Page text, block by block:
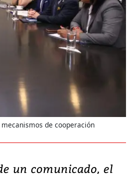
de cooperación
un comunicado, el
Un fuerte terremoto de magnitud
7,1 se registró este martes 28 de
julio en la prefectura de Kumamoto,
al sur de Japón, provocando una
de gran...